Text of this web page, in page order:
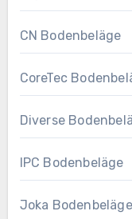
CN Bodenbeläge
CoreTec
Diverse
IPC Bodenbeläge
Joka Bodenbeläge